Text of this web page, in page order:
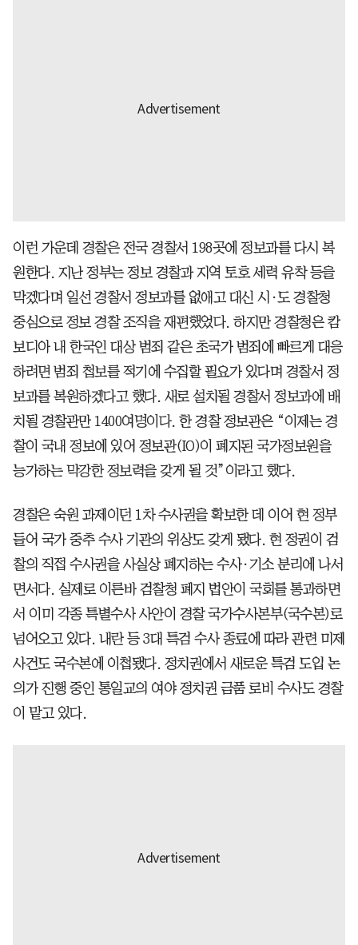
이런 가운데 경찰은 전국 경찰서 198곳에 정보과를 다시 복
원한다. 지난 정부는 정보 경찰과 지역 토호 세력 유착 등을
막겠다며 일선 경찰서 정보과를 없애고 대신 시·도 경찰청
중심으로 정보 경찰 조직을 재편했었다. 하지만 경찰청은 캄
보디아 내 한국인 대상 범죄 같은 초국가 범죄에 빠르게 대응
하려면 범죄 첩보를 적기에 수집할 필요가 있다며 경찰서 정
보과를 복원하겠다고 했다. 새로 설치될 경찰서 정보과에 배
치될 경찰관만 1400여명이다. 한 경찰 정보관은 “이제는 경
찰이 국내 정보에 있어 정보관(IO)이 폐지된 국가정보원을
능가하는 막강한 정보력을 갖게 될 것”이라고 했다.
경찰은 숙원 과제이던 1차 수사권을 확보한 데 이어 현 정부
들어 국가 중추 수사 기관의 위상도 갖게 됐다. 현 정권이 검
찰의 직접 수사권을 사실상 폐지하는 수사·기소 분리에 나서
면서다. 실제로 이른바 검찰청 폐지 법안이 국회를 통과하면
서 이미 각종 특별수사 사안이 경찰 국가수사본부(국수본)로
넘어오고 있다. 내란 등 3대 특검 수사 종료에 따라 관련 미제
사건도 국수본에 이첩됐다. 정치권에서 새로운 특검 도입 논
의가 진행 중인 통일교의 여야 정치권 금품 로비 수사도 경찰
이 맡고 있다.